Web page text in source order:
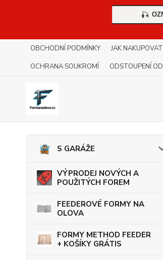
🎣
OBCHODNÍ PODMÍNKY JAK NAKUPOVAT
OCHRANA SOUKROMÍ
ODSTOUPENÍ
S GARÁŽE
VÝPRODEJ NOVÝCH A
POUŽITÝCH FOREM
FEEDEROVÉ FORMY NA
OLOVA
FORMY METHOD FEEDER
+ KOŠÍKY GRÁTIS